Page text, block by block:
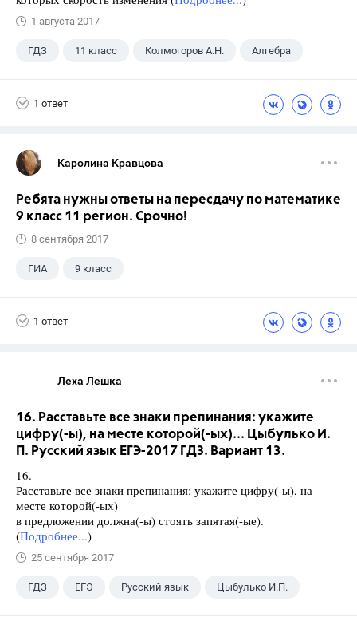
1 августа 2017
ГДЗ 11 класс Колмогоров А.Н. Алгебра
1 ответ
Каролина Кравцова
Ребята нужны ответы на пересдачу по математике
9 класс 11 регион. Срочно!
8 сентября 2017
ГИА 9 класс
1 ответ
Леха Лешка
16. Расставьте все знаки препинания: укажите
цифру(-ы), на месте которой(-ых)... Цыбулько И.
П. Русский язык ЕГЭ-2017 ГДЗ. Вариант 13.
16.
Расставьте все знаки препинания: укажите цифру(-ы), на
месте которой(-ых)
в предложении должна(-ы) стоять запятая(-ые).
(Подробнее...)
25 сентября 2017
ГДЗ ЕГЭ Русский язык Цыбулько И.П.